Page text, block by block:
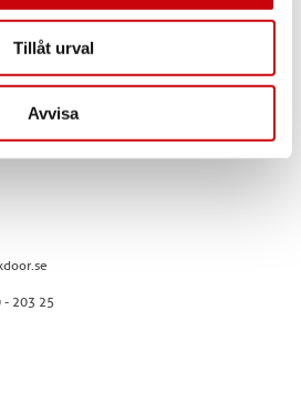
Tillåt urval
Avvisa
- 203 25